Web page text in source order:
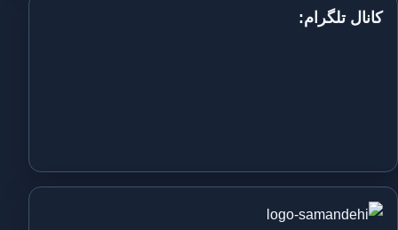
کانال تلگرام: